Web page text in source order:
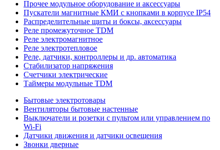
Прочее модульное оборудование и аксессуары
Пускатели магнитные КМИ с кнопками в корпусе IP54
Распределительные щиты и боксы, аксессуары
Реле промежуточное TDM
Реле электромагнитное
Реле электротепловое
Реле, датчики, контроллеры и др. автоматика
Стабилизатор напряжения
Счетчики электрические
Таймеры модульные TDM
Бытовые электротовары
Вентиляторы бытовые настенные
Выключатели и розетки с пультом или управлением по
Wi-Fi
Датчики движения и датчики освещения
Звонки дверные